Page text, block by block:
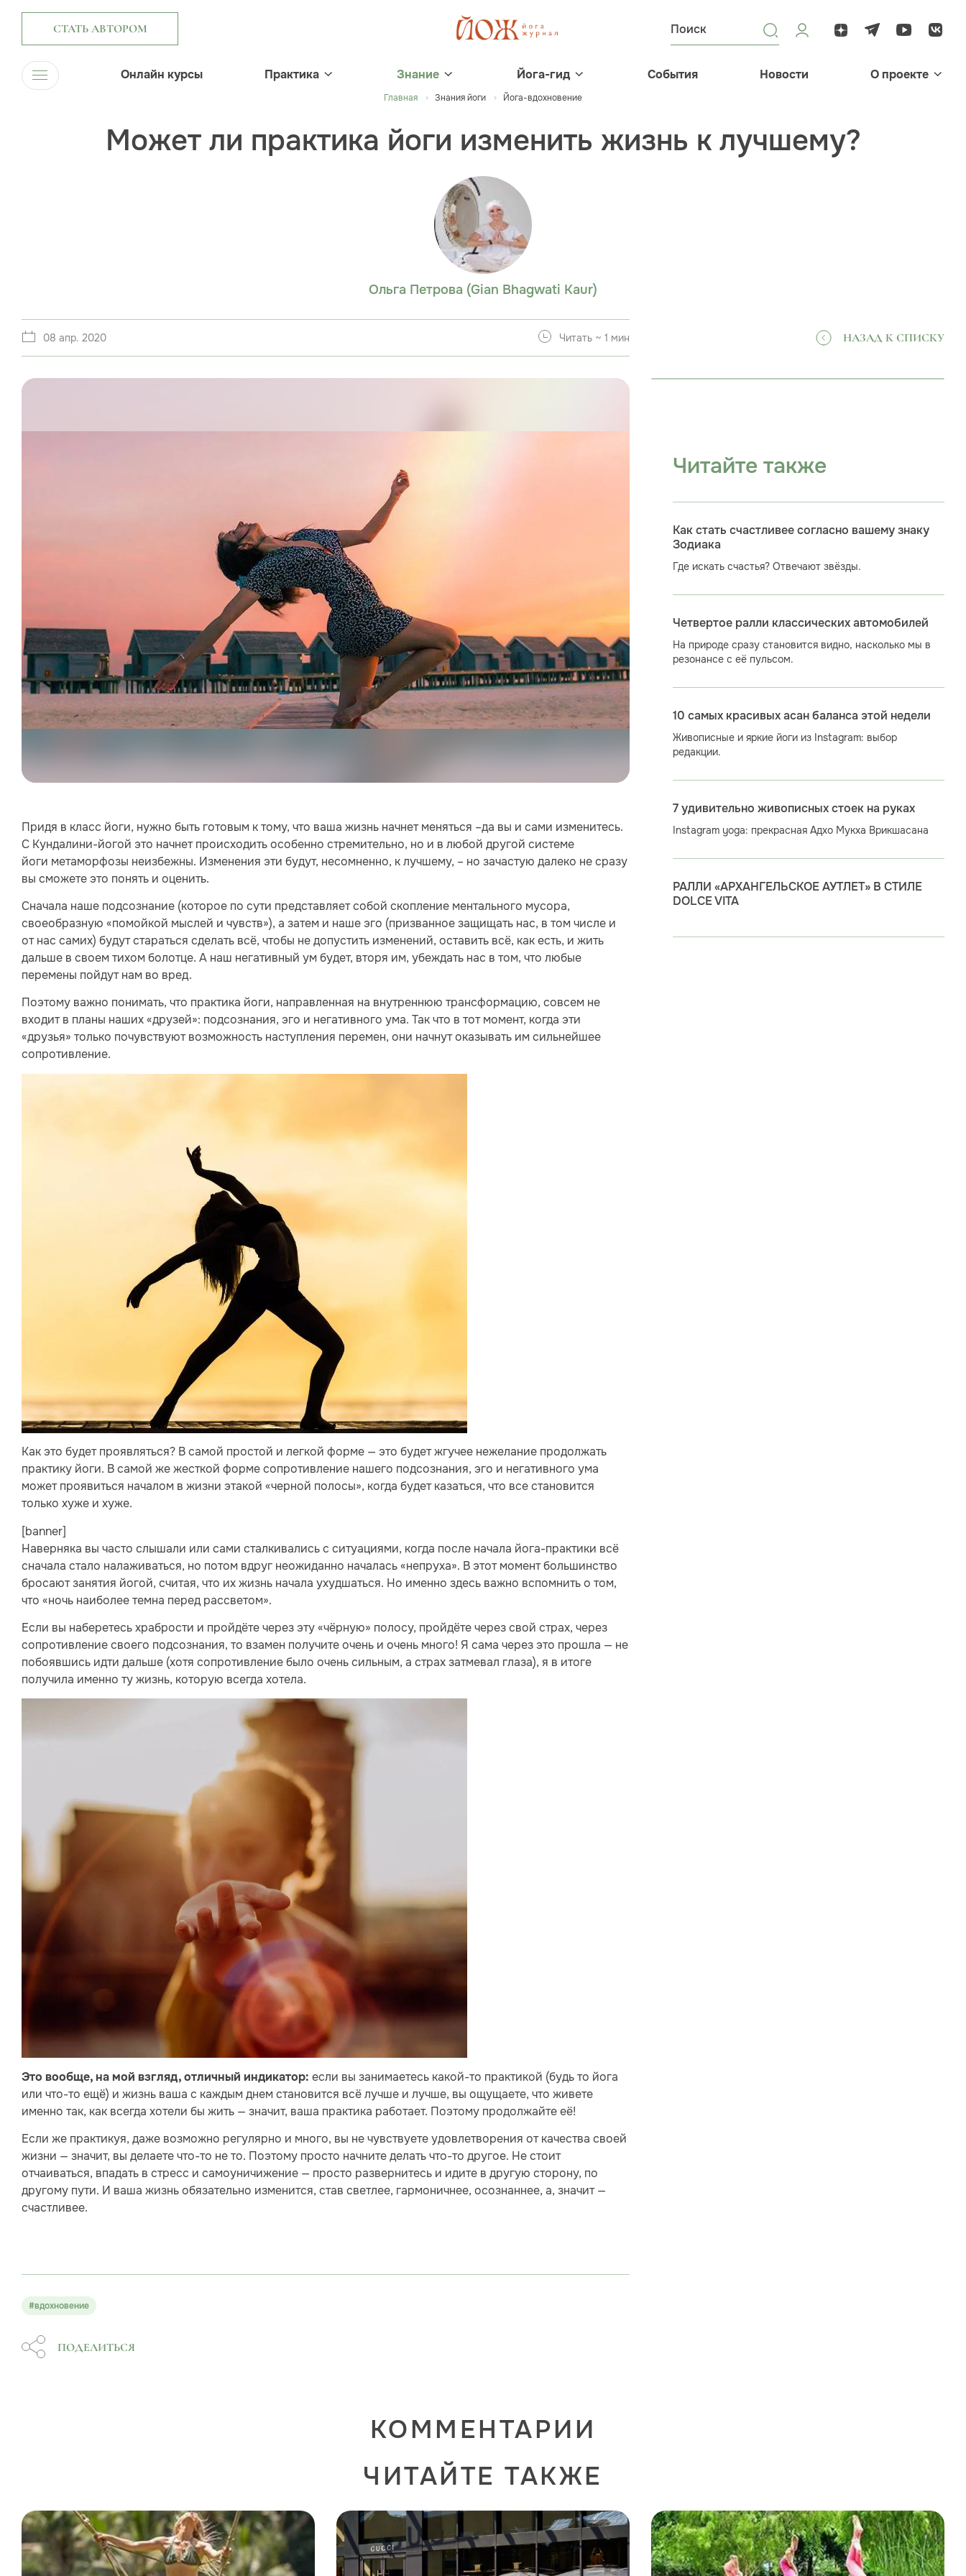
СТАТЬ АВТОРОМ
Онлайн курсы Практика Знание Йога-гид События Новости О проекте
Главная Знания йоги Йога-вдохновение
Может ли практика йоги изменить жизнь к лучшему?
Ольга Петрова (Gian Bhagwati Kaur)
08 апр. 2020 Читать ~ 1 мин НАЗАД К СПИСКУ
Придя в класс йоги, нужно быть готовым к тому, что ваша жизнь начнет меняться –да вы и сами изменитесь.
С Кундалини-йогой это начнет происходить особенно стремительно, но и в любой другой системе
йоги метаморфозы неизбежны. Изменения эти будут, несомненно, к лучшему, – но зачастую далеко не сразу
вы сможете это понять и оценить.
Сначала наше подсознание (которое по сути представляет собой скопление ментального мусора,
своеобразную «помойкой мыслей и чувств»), а затем и наше эго (призванное защищать нас, в том числе и
от нас самих) будут стараться сделать всё, чтобы не допустить изменений, оставить всё, как есть, и жить
дальше в своем тихом болотце. А наш негативный ум будет, вторя им, убеждать нас в том, что любые
перемены пойдут нам во вред.
Поэтому важно понимать, что практика йоги, направленная на внутреннюю трансформацию, совсем не
входит в планы наших «друзей»: подсознания, эго и негативного ума. Так что в тот момент, когда эти
«друзья» только почувствуют возможность наступления перемен, они начнут оказывать им сильнейшее
сопротивление.
Как это будет проявляться? В самой простой и легкой форме — это будет жгучее нежелание продолжать
практику йоги. В самой же жесткой форме сопротивление нашего подсознания, эго и негативного ума
может проявиться началом в жизни этакой «черной полосы», когда будет казаться, что все становится
только хуже и хуже.
[banner]
Наверняка вы часто слышали или сами сталкивались с ситуациями, когда после начала йога-практики всё
сначала стало налаживаться, но потом вдруг неожиданно началась «непруха». В этот момент большинство
бросают занятия йогой, считая, что их жизнь начала ухудшаться. Но именно здесь важно вспомнить о том,
что «ночь наиболее темна перед рассветом».
Если вы наберетесь храбрости и пройдёте через эту «чёрную» полосу, пройдёте через свой страх, через
сопротивление своего подсознания, то взамен получите очень и очень много! Я сама через это прошла — не
побоявшись идти дальше (хотя сопротивление было очень сильным, а страх затмевал глаза), я в итоге
получила именно ту жизнь, которую всегда хотела.
Это вообще, на мой взгляд, отличный индикатор: если вы занимаетесь какой-то практикой (будь то йога
или что-то ещё) и жизнь ваша с каждым днем становится всё лучше и лучше, вы ощущаете, что живете
именно так, как всегда хотели бы жить — значит, ваша практика работает. Поэтому продолжайте её!
Если же практикуя, даже возможно регулярно и много, вы не чувствуете удовлетворения от качества своей
жизни — значит, вы делаете что-то не то. Поэтому просто начните делать что-то другое. Не стоит
отчаиваться, впадать в стресс и самоуничижение — просто развернитесь и идите в другую сторону, по
другому пути. И ваша жизнь обязательно изменится, став светлее, гармоничнее, осознаннее, а, значит —
счастливее.
#вдохновение
ПОДЕЛИТЬСЯ
Читайте также
Как стать счастливее согласно вашему знаку
Зодиака
Где искать счастья? Отвечают звёзды.
Четвертое ралли классических автомобилей
На природе сразу становится видно, насколько мы в
резонансе с её пульсом.
10 самых красивых асан баланса этой недели
Живописные и яркие йоги из Instagram: выбор
редакции.
7 удивительно живописных стоек на руках
Instagram yoga: прекрасная Адхо Мукха Врикшасана
РАЛЛИ «АРХАНГЕЛЬСКОЕ АУТЛЕТ» В СТИЛЕ
DOLCE VITA
КОММЕНТАРИИ
ЧИТАЙТЕ ТАКЖЕ